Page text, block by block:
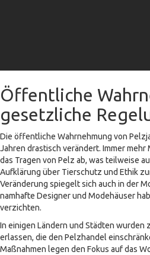
Öffentliche
gesetzliche
Die öffentliche Wahrnehmung von
Jahren drastisch verändert. Immer
das Tragen von Pelz ab, was teilweise
Aufklärung über Tierschutz und Ethik
Veränderung spiegelt sich auch in der
namhafte Designer und Modehäuser
verzichten.
In einigen Ländern und Städten wurden
erlassen, die den Pelzhandel
Maßnahmen legen den Fokus auf das